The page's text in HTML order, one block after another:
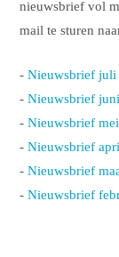
nieuwsbrief vol
mail te sturen
-Nieuwsbrief juli
-Nieuwsbrief
-Nieuwsbrief
-Nieuwsbrief
-Nieuwsbrief
-Nieuwsbrief